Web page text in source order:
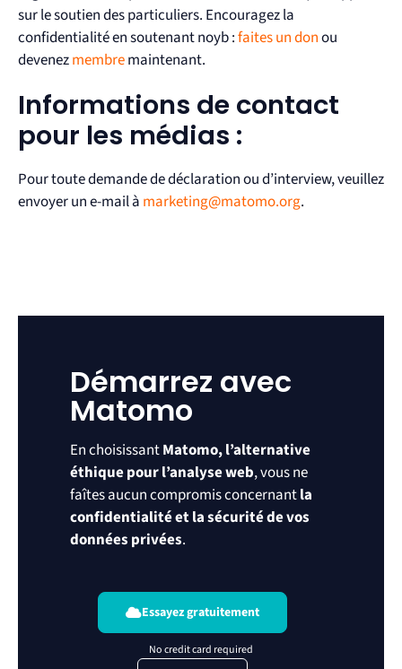
sur le soutien des particuliers. Encouragez la
confidentialité en soutenant noyb :faites un donou
devenezmembremaintenant.
Informations de contact
pour les médias :
Pour toute demande de déclaration ou d’interview, veuillez
envoyer un e-mail à marketing@matomo.org.
Démarrez avec
Matomo
En choisissantMatomo, l’alternative
éthique pour l’analyse web, vous ne
faîtes aucun compromis concernantla
confidentialité et la sécurité de vos
données privées.
Essayez gratuitement